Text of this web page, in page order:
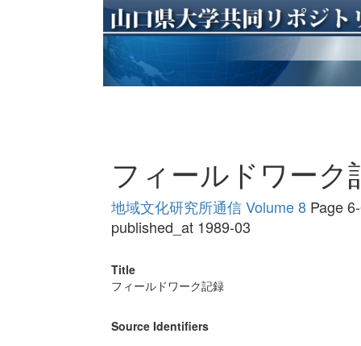
フィールドワーク
地域文化研究所通信 Volume 8Page
published_at 1989-03
Title
フィールドワーク記録
Source Identifiers